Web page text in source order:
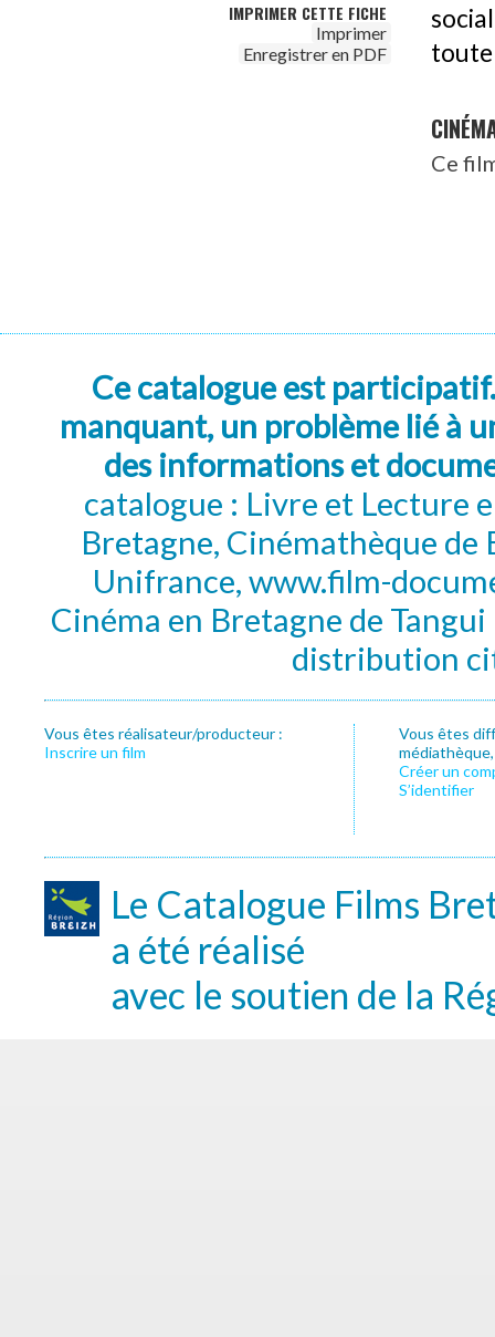
IMPRIMER CETTE FICHE
Imprimer
Enregistrer en PDF
toute
Ce
Ce catalogue est
manquant, un problème lié à
des informations et
catalogue : Livre et Lecture
Bretagne, Cinémathèque de
Unifrance, www.film-
Cinéma en Bretagne de
distribution
Vous êtes réalisateur/producteur :
Inscrire un film
Vous êtes
Créer un
S’identifier
Le Catalogue Films
a été réalisé
avec le soutien de la